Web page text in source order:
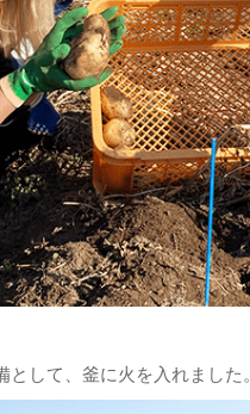
して、釜に火を入れました。